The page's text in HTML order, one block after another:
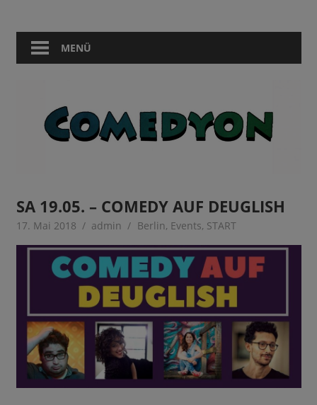
springen
Comedyon
Berlin
MENÜ
SA 19.05. – COMEDY AUF DEUGLISH
17. Mai 2018 admin Berlin, Events, START